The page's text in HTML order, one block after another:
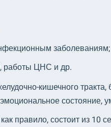
заболеваниям;
работы ЦНС и др.
кишечного
состояние,
правило, состоит из 10